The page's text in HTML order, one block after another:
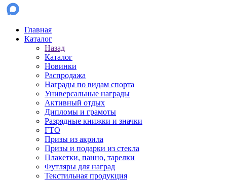
Главная
Каталог
Назад
Каталог
Новинки
Распродажа
Награды по видам спорта
Универсальные награды
Активный отдых
Дипломы и грамоты
Разрядные книжки и значки
ГТО
Призы из акрила
Призы и подарки из стекла
Плакетки, панно, тарелки
Футляры для наград
Текстильная продукция